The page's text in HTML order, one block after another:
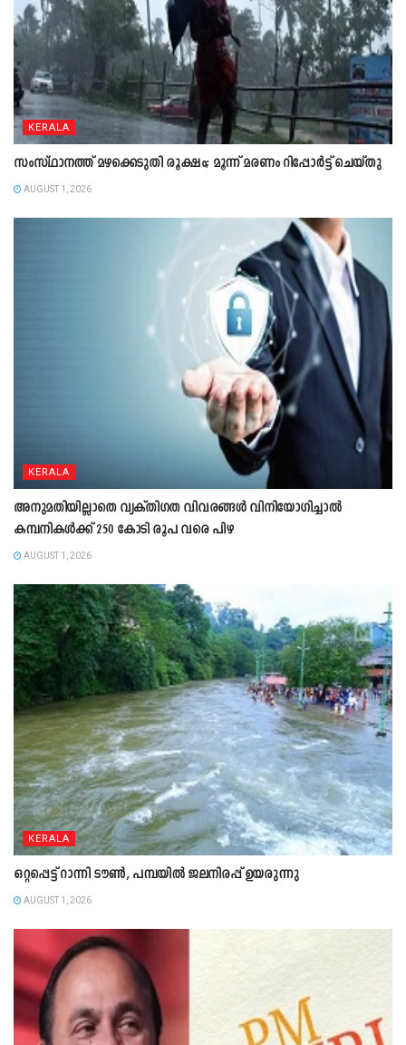
KERALA
സംസ്ഥാനത്ത് മഴക്കെടുതി രൂക്ഷം; മൂന്ന് മരണം റിപ്പോർട്ട് ചെയ്തു
AUGUST 1, 2026
KERALA
അനുമതിയില്ലാതെ വ്യക്തിഗത വിവരങ്ങൾ വിനിയോഗിച്ചാൽ
കമ്പനികൾക്ക് 250 കോടി രൂപ വരെ പിഴ
AUGUST 1, 2026
KERALA
ഒറ്റപ്പെട്ട് റാന്നി ടൗൺ, പമ്പയിൽ ജലനിരപ്പ് ഉയരുന്നു
AUGUST 1, 2026